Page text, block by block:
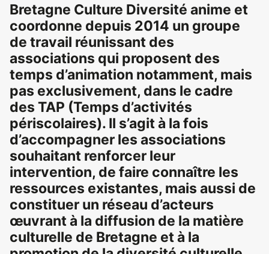
Bretagne Culture Diversité anime et
coordonne depuis 2014 un groupe
de travail réunissant des
associations qui proposent des
temps d’animation notamment, mais
pas exclusivement, dans le cadre
des TAP (Temps d’activités
périscolaires). Il s’agit à la fois
d’accompagner les associations
souhaitant renforcer leur
intervention, de faire connaître les
ressources existantes, mais aussi de
constituer un réseau d’acteurs
œuvrant à la diffusion de la matière
culturelle de Bretagne et à la